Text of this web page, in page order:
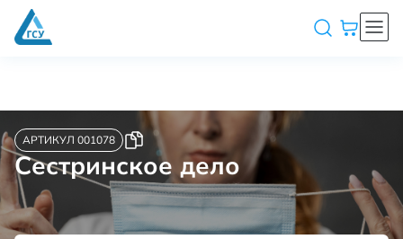
АРТИКУЛ 001078
Сестринское дело